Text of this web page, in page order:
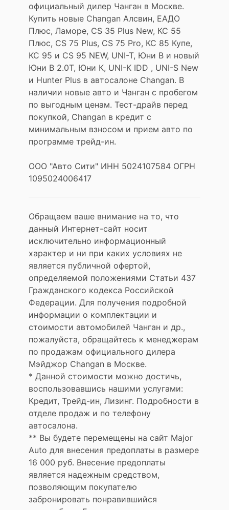
официальный дилер Чанган в Москве.
Купить новые Changan Алсвин, ЕАДО
Плюс, Ламоре, CS 35 Plus New, КС 55
Плюс, CS 75 Plus, CS 75 Pro, КС 85 Купе,
КС 95 и CS 95 NEW, UNI-T, Юни В и новый
Юни В 2.0Т, Юни К, UNI-K IDD , UNI-S New
и Hunter Plus в автосалоне Changan. В
наличии новые авто и Чанган с пробегом
по выгодным ценам. Тест-драйв перед
покупкой, Changan в кредит с
минимальным взносом и прием авто по
программе трейд-ин.
ООО "Авто Сити" ИНН 5024107584 ОГРН
1095024006417
Обращаем ваше внимание на то, что
данный Интернет-сайт носит
исключительно информационный
характер и ни при каких условиях не
является публичной офертой,
определяемой положениями Статьи 437
Гражданского кодекса Российской
Федерации. Для получения подробной
информации о комплектации и
стоимости автомобилей Чанган и др.,
пожалуйста, обращайтесь к менеджерам
по продажам официального дилера
Мэйджор Changan в Москве.
* Данной стоимости можно достичь,
воспользовавшись нашими услугами:
Кредит, Трейд-ин, Лизинг. Подробности в
отделе продаж и по телефону
автосалона.
** Вы будете перемещены на сайт Major
Auto для внесения предоплаты в размере
16 000 руб. Внесение предоплаты
является надежным средством,
позволяющим покупателю
забронировать понравившийся